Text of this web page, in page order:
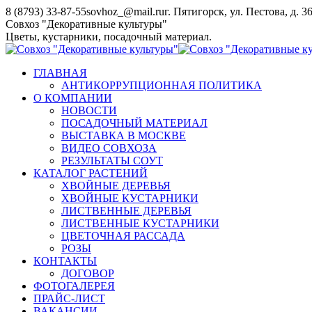
Перейти
к
содержанию
8 (8793) 33-87-55sovhoz_@mail.ruг. Пятигорск, ул. Пестова, д. 36
Совхоз "Декоративные культуры"
Цветы, кустарники, посадочный материал.
ГЛАВНАЯ
АНТИКОРРУПЦИОННАЯ ПОЛИТИКА
О КОМПАНИИ
НОВОСТИ
ПОСАДОЧНЫЙ МАТЕРИАЛ
ВЫСТАВКА В МОСКВЕ
ВИДЕО СОВХОЗА
РЕЗУЛЬТАТЫ СОУТ
КАТАЛОГ РАСТЕНИЙ
ХВОЙНЫЕ ДЕРЕВЬЯ
ХВОЙНЫЕ КУСТАРНИКИ
ЛИСТВЕННЫЕ ДЕРЕВЬЯ
ЛИСТВЕННЫЕ КУСТАРНИКИ
ЦВЕТОЧНАЯ РАССАДА
РОЗЫ
КОНТАКТЫ
ДОГОВОР
ФОТОГАЛЕРЕЯ
ПРАЙС-ЛИСТ